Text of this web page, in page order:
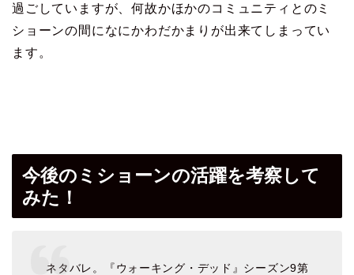
過ごしていますが、何故かほかのコミュニティとのミ
ショーンの間になにかわだかまりが出来てしまってい
ます。
今後のミショーンの活躍を考察して
みた！
ネタバレ。『ウォーキング・デッド』シーズン9第